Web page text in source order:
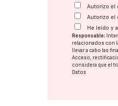
Autorizo el
Autorizo el
He leído y
Responsable:
relacionados con
llevar a cabo las
Acceso,
considera que el
Datos